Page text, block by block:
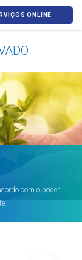
ONLINE
com o poder